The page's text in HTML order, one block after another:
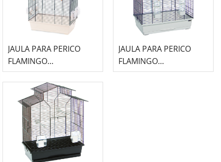
JAULA PARA PERICO
FLAMINGO
(49x31x65cm) - SOLOR
SKY
JAULA PARA PERICO
FLAMINGO
(54x34x75cm) -